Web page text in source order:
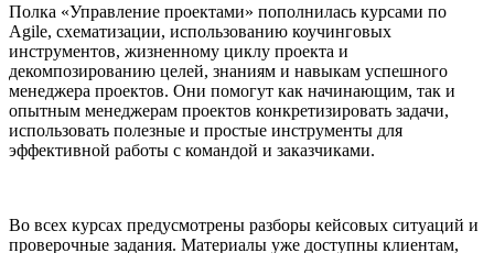
Полка «Управление проектами» пополнилась курсами по
Agile, схематизации, использованию коучинговых
инструментов, жизненному циклу проекта и
декомпозированию целей, знаниям и навыкам успешного
менеджера проектов. Они помогут как начинающим, так и
опытным менеджерам проектов конкретизировать задачи,
использовать полезные и простые инструменты для
эффективной работы с командой и заказчиками.
Во всех курсах предусмотрены разборы кейсовых ситуаций и
проверочные задания. Материалы уже доступны клиентам,